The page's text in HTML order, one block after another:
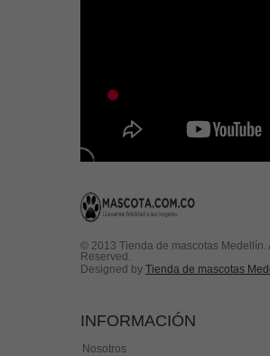
© 2013 Tienda de mascotas Medellín.
Reserved.
Designed by Tienda de mascotas
INFORMACIÓN
Nosotros